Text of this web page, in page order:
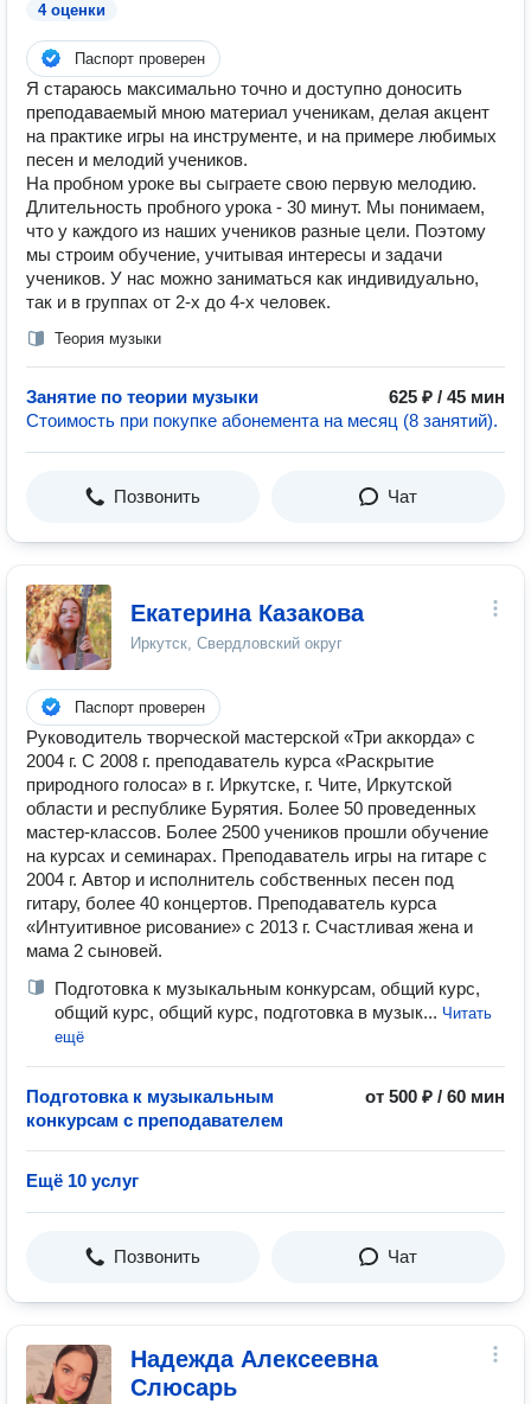
4 оценки
Паспорт проверен
Я стараюсь максимально точно и доступно доносить
преподаваемый мною материал ученикам, делая акцент
на практике игры на инструменте, и на примере любимых
песен и мелодий учеников.
На пробном уроке вы сыграете свою первую мелодию.
Длительность пробного урока - 30 минут. Мы понимаем,
что у каждого из наших учеников разные цели. Поэтому
мы строим обучение, учитывая интересы и задачи
учеников. У нас можно заниматься как индивидуально,
так и в группах от 2-х до 4-х человек.
Теория музыки
Занятие по теории музыки
625 ₽ / 45 мин
Стоимость при покупке абонемента на месяц (8 занятий).
Позвонить Чат
Екатерина Казакова
Иркутск, Свердловский округ
Паспорт проверен
Руководитель творческой мастерской «Три аккорда» с
2004 г. С 2008 г. преподаватель курса «Раскрытие
природного голоса» в г. Иркутске, г. Чите, Иркутской
области и республике Бурятия. Более 50 проведенных
мастер-классов. Более 2500 учеников прошли обучение
на курсах и семинарах. Преподаватель игры на гитаре с
2004 г. Автор и исполнитель собственных песен под
гитару, более 40 концертов. Преподаватель курса
«Интуитивное рисование» с 2013 г. Счастливая жена и
мама 2 сыновей.
Подготовка к музыкальным конкурсам, общий курс,
общий курс, общий курс, подготовка в музык... Читать
ещё
Подготовка к музыкальным
конкурсам с преподавателем
от 500 ₽ / 60 мин
Ещё 10 услуг
Позвонить Чат
Надежда Алексеевна
Слюсарь